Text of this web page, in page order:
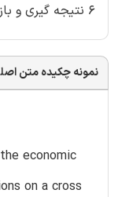
۶ نتیجه گیری و بازبینی
نمونه چکیده متن
economic
on a cross